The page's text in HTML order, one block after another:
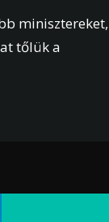
minisztereket,
tőlük a